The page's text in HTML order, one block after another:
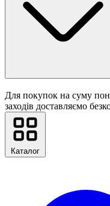
Для покупок на суму
заходів доставляємо
Каталог